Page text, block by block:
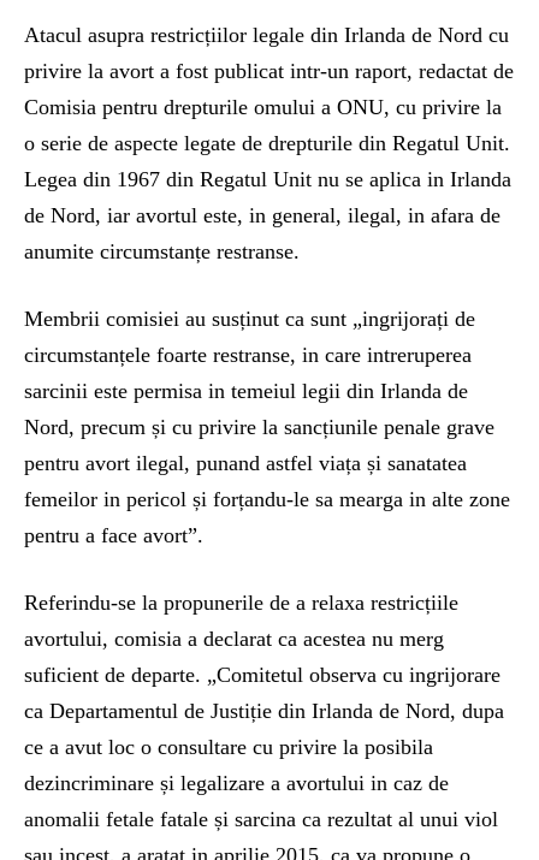
Atacul asupra restricțiilor legale din Irlanda de Nord cu
privire la avort a fost publicat intr-un raport, redactat de
Comisia pentru drepturile omului a ONU, cu privire la
o serie de aspecte legate de drepturile din Regatul Unit.
Legea din 1967 din Regatul Unit nu se aplica in Irlanda
de Nord, iar avortul este, in general, ilegal, in afara de
anumite circumstanțe restranse.
Membrii comisiei au susținut ca sunt „ingrijorați de
circumstanțele foarte restranse, in care intreruperea
sarcinii este permisa in temeiul legii din Irlanda de
Nord, precum și cu privire la sancțiunile penale grave
pentru avort ilegal, punand astfel viața și sanatatea
femeilor in pericol și forțandu-le sa mearga in alte zone
pentru a face avort”.
Referindu-se la propunerile de a relaxa restricțiile
avortului, comisia a declarat ca acestea nu merg
suficient de departe. „Comitetul observa cu ingrijorare
ca Departamentul de Justiție din Irlanda de Nord, dupa
ce a avut loc o consultare cu privire la posibila
dezincriminare și legalizare a avortului in caz de
anomalii fetale fatale și sarcina ca rezultat al unui viol